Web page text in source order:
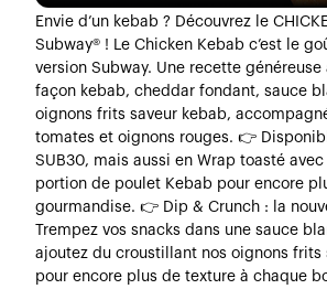
Envie d’un kebab ? Découvrez le
Subway® ! Le Chicken Kebab c’est le
version Subway. Une recette
façon kebab, cheddar fondant, sauce
oignons frits saveur kebab,
tomates et oignons rouges. 👉
SUB30, mais aussi en Wrap toasté
portion de poulet Kebab pour encore
gourmandise. 👉 Dip & Crunch : la
Trempez vos snacks dans une sauce
ajoutez du croustillant nos oignons frits
pour encore plus de texture à chaque